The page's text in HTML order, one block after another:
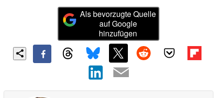
Als bevorzugte Quelle
auf Google
hinzufügen